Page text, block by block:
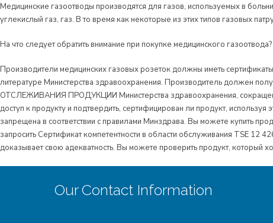
Медицинские газоотводы производятся для газов, используемых в
углекислый газ, газ. В то время как некоторые из этих типов газовых
На что следует обратить внимание при покупке медицинского газоотвода?
Производители медицинских газовых розеток должны иметь
литературе Министерства здравоохранения. Производитель должен
ОТСЛЕЖИВАНИЯ ПРОДУКЦИИ Министерства здравоохранения,
доступ к продукту и подтвердить, сертифицирован ли продукт,
запрещена в соответствии с правилами Минздрава. Вы можете купить
запросить Сертификат компетентности в области обслуживания TSE
доказывает свою адекватность. Вы можете проверить продукт, который
Our Contact Information